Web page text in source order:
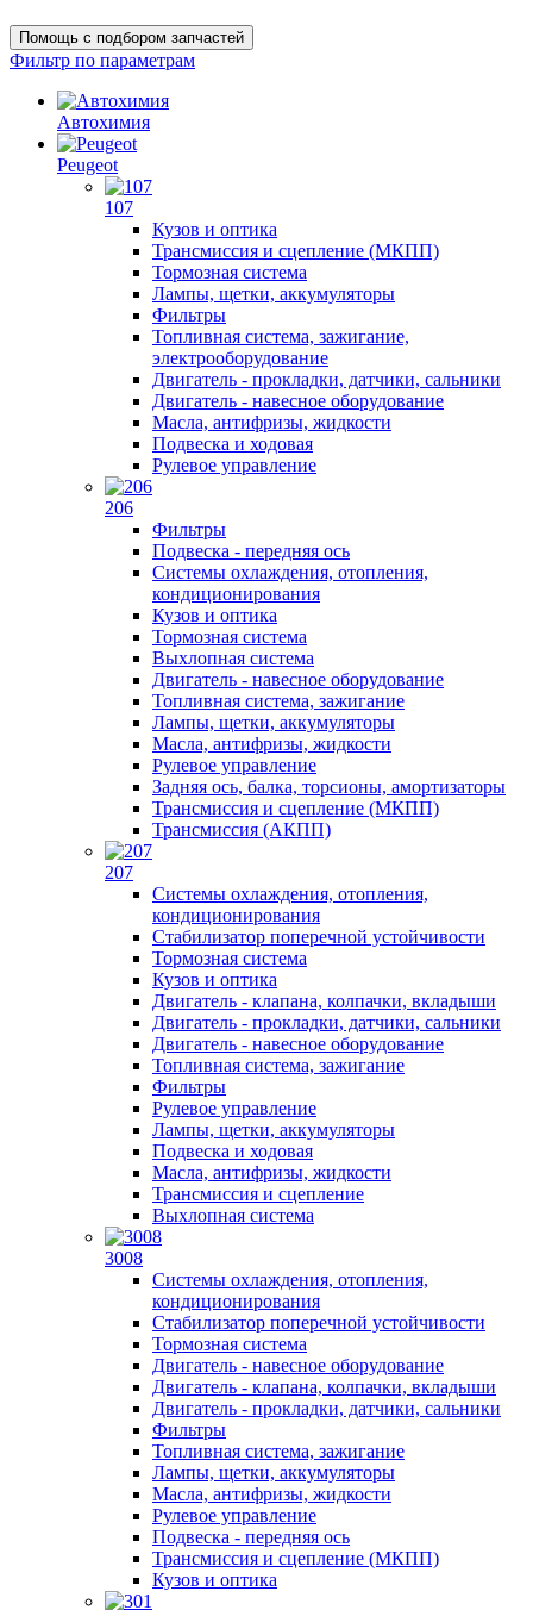
Помощь с подбором запчастей
Фильтр по параметрам
Автохимия
Peugeot
107
Кузов и оптика
Трансмиссия и сцепление (МКПП)
Тормозная система
Лампы, щетки, аккумуляторы
Фильтры
Топливная система, зажигание,
электрооборудование
Двигатель - прокладки, датчики, сальники
Двигатель - навесное оборудование
Масла, антифризы, жидкости
Подвеска и ходовая
Рулевое управление
206
Фильтры
Подвеска - передняя ось
Системы охлаждения, отопления,
кондиционирования
Кузов и оптика
Тормозная система
Выхлопная система
Двигатель - навесное оборудование
Топливная система, зажигание
Лампы, щетки, аккумуляторы
Масла, антифризы, жидкости
Рулевое управление
Задняя ось, балка, торсионы, амортизаторы
Трансмиссия и сцепление (МКПП)
Трансмиссия (АКПП)
207
Системы охлаждения, отопления,
кондиционирования
Стабилизатор поперечной устойчивости
Тормозная система
Кузов и оптика
Двигатель - клапана, колпачки, вкладыши
Двигатель - прокладки, датчики, сальники
Двигатель - навесное оборудование
Топливная система, зажигание
Фильтры
Рулевое управление
Лампы, щетки, аккумуляторы
Подвеска и ходовая
Масла, антифризы, жидкости
Трансмиссия и сцепление
Выхлопная система
3008
Системы охлаждения, отопления,
кондиционирования
Стабилизатор поперечной устойчивости
Тормозная система
Двигатель - навесное оборудование
Двигатель - клапана, колпачки, вкладыши
Двигатель - прокладки, датчики, сальники
Фильтры
Топливная система, зажигание
Лампы, щетки, аккумуляторы
Масла, антифризы, жидкости
Рулевое управление
Подвеска - передняя ось
Трансмиссия и сцепление (МКПП)
Кузов и оптика